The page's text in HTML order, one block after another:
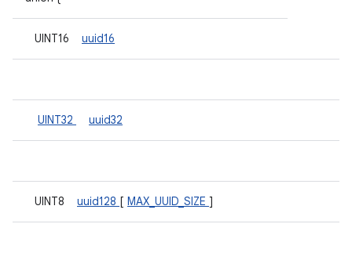
UINT16 uuid16
UINT32 uuid32
UINT8 uuid128 [ MAX_UUID_SIZE ]